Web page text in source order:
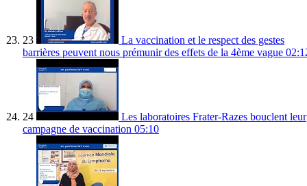
23
La vaccination et le respect des gestes
barrières peuvent nous prémunir des effets de la 4ème vague
24
Les laboratoires Frater-Razes bouclent leur
campagne de vaccination 05:10